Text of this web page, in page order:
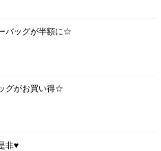
バッグが半額に☆
グがお買い得☆
非♥